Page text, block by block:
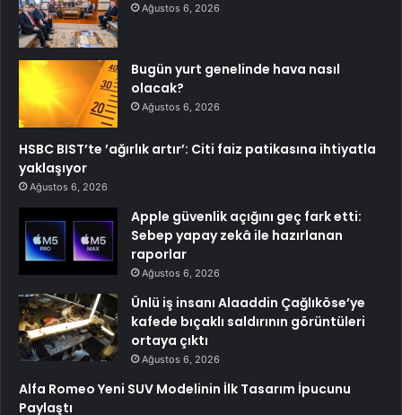
Ağustos 6, 2026
Bugün yurt genelinde hava nasıl
olacak?
Ağustos 6, 2026
HSBC BIST’te ’ağırlık artır’: Citi faiz patikasına ihtiyatla
yaklaşıyor
Ağustos 6, 2026
Apple güvenlik açığını geç fark etti:
Sebep yapay zekâ ile hazırlanan
raporlar
Ağustos 6, 2026
Ünlü iş insanı Alaaddin Çağlıköse’ye
kafede bıçaklı saldırının görüntüleri
ortaya çıktı
Ağustos 6, 2026
Alfa Romeo Yeni SUV Modelinin İlk Tasarım İpucunu
Paylaştı